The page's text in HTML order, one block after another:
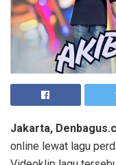
Jakarta,
online lewat lagu